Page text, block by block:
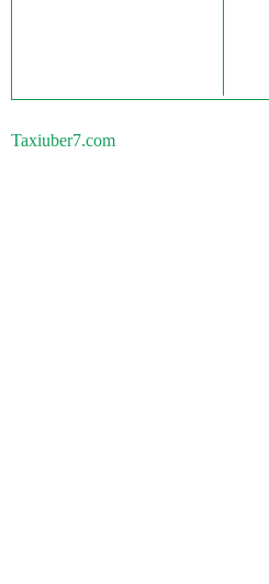
Taxiuber7.com